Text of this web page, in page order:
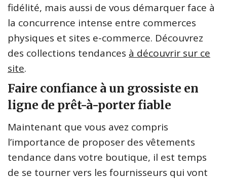
fidélité, mais aussi de vous démarquer face à
la concurrence intense entre commerces
physiques et sites e-commerce. Découvrez
des collections tendances à découvrir sur ce
site.
Faire confiance à un grossiste en
ligne de prêt-à-porter fiable
Maintenant que vous avez compris
l’importance de proposer des vêtements
tendance dans votre boutique, il est temps
de se tourner vers les fournisseurs qui vont